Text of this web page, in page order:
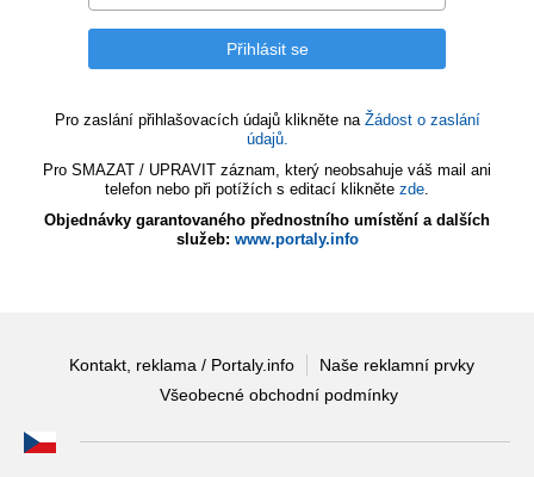
Pro zaslání přihlašovacích údajů klikněte na Žádost o zaslání
údajů.
Pro SMAZAT / UPRAVIT záznam, který neobsahuje váš mail ani
telefon nebo při potížích s editací klikněte zde.
Objednávky garantovaného přednostního umístění a dalších
služeb: www.portaly.info
Kontakt, reklama / Portaly.info
Naše reklamní prvky
Všeobecné obchodní podmínky